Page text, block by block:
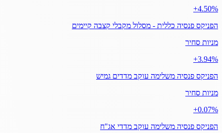
‎+4.50%
הפניקס פנסיה כללית - מסלול מקבלי קצבה קיימים
מניות סחיר
‎+3.94%
הפניקס פנסיה משלימה עוקב מדדים גמיש
מניות סחיר
‎+0.07%
הפניקס פנסיה משלימה עוקב מדדי אג"ח